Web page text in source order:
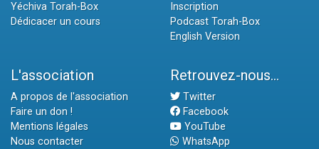
Yéchiva Torah-Box
Dédicacer un cours
Inscription
Podcast Torah-Box
English Version
L'association
A propos de l'association
Faire un don !
Mentions légales
Nous contacter
Retrouvez-nous...
Twitter
Facebook
YouTube
WhatsApp